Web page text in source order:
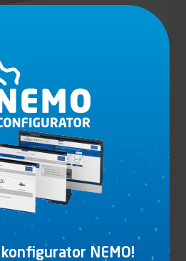
ZNALU Z
produkt
NEMO!